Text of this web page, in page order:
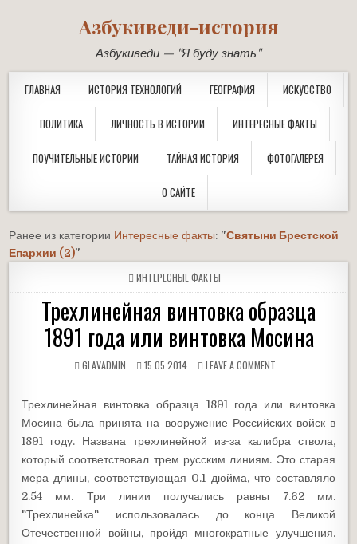
Азбукиведи-история
Азбукиведи — "Я буду знать"
ГЛАВНАЯ ИСТОРИЯ ТЕХНОЛОГИЙ ГЕОГРАФИЯ ИСКУССТВО
ПОЛИТИКА ЛИЧНОСТЬ В ИСТОРИИ ИНТЕРЕСНЫЕ ФАКТЫ
ПОУЧИТЕЛЬНЫЕ ИСТОРИИ ТАЙНАЯ ИСТОРИЯ ФОТОГАЛЕРЕЯ
О САЙТЕ
Ранее из категории Интересные факты: "Святыни Брестской
Епархии (2)"
POSTED
IN
ИНТЕРЕСНЫЕ ФАКТЫ
Трехлинейная винтовка образца
1891 года или винтовка Мосина
GLAVADMIN 15.05.2014 LEAVE A COMMENT
Трехлинейная винтовка образца 1891 года или винтовка
Мосина была принята на вооружение Российских войск в
1891 году. Названа трехлинейной из-за калибра ствола,
который соответствовал трем русским линиям. Это старая
мера длины, соответствующая 0.1 дюйма, что составляло
2.54 мм. Три линии получались равны 7.62 мм.
"Трехлинейка" использовалась до конца Великой
Отечественной войны, пройдя многократные улучшения.